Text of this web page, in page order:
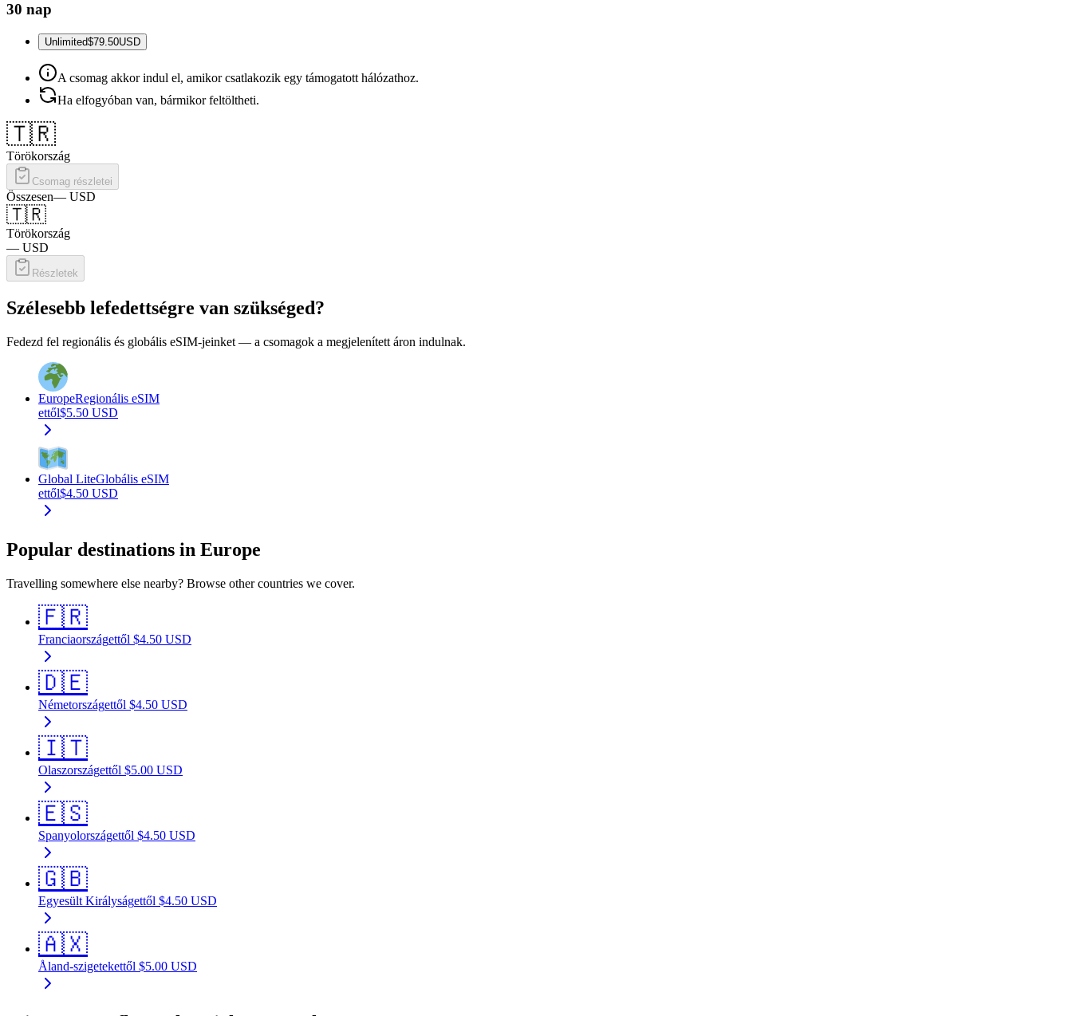
30 nap
Unlimited$79.50USD
A csomag akkor indul el, amikor csatlakozik egy támogatott hálózathoz.
Ha elfogyóban van, bármikor feltöltheti.
🇹🇷
Törökország
Csomag részletei
Összesen— USD
🇹🇷
Törökország
— USD
Részletek
Szélesebb lefedettségre van szükséged?
Fedezd fel regionális és globális eSIM-jeinket — a csomagok a megjelenített áron indulnak.
EuropeRegionális eSIM
ettől$5.50 USD
Global LiteGlobális eSIM
ettől$4.50 USD
Popular destinations in Europe
Travelling somewhere else nearby? Browse other countries we cover.
🇫🇷
Franciaországettől $4.50 USD
🇩🇪
Németországettől $4.50 USD
🇮🇹
Olaszországettől $5.00 USD
🇪🇸
Spanyolországettől $4.50 USD
🇬🇧
Egyesült Királyságettől $4.50 USD
🇦🇽
Åland-szigetekettől $5.00 USD